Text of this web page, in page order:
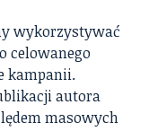
wykorzystywać
celowanego
kampanii.
autora
masowych